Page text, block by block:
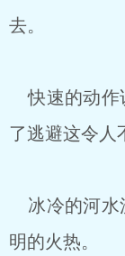
去。
快速的动作
了逃避这令人
冰冷的河水
明的火热。